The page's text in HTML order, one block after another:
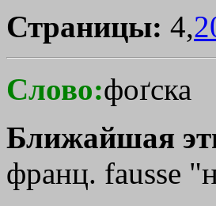
Страницы: 4,
Слово:фоґска
Ближайшая
франц. fausse